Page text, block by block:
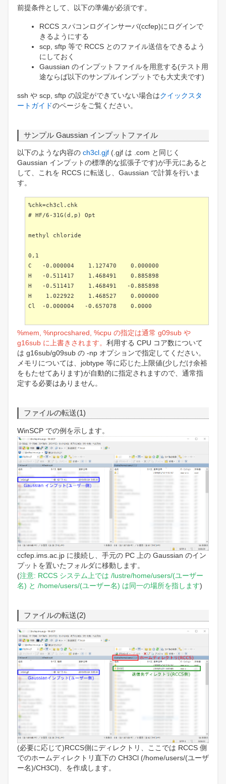
前提条件として、以下の準備が必須です。
RCCS スパコンログインサーバ(ccfep)にログインで
きるようにする
scp, sftp 等で RCCS とのファイル送信をできるよう
にしておく
Gaussian のインプットファイルを用意する(テスト用
途ならば以下のサンプルインプットでも大丈夫です)
ssh や scp, sftp の設定ができていない場合はクイックスタ
ートガイドのページをご覧ください。
サンプル Gaussian インプットファイル
以下のような内容の ch3cl.gjf (.gjf は .com と同じく
Gaussian インプットの標準的な拡張子です)が手元にあると
して、これを RCCS に転送し、Gaussian で計算を行いま
す。
%chk=ch3cl.chk
# HF/6-31G(d,p) Opt
methyl chloride
0,1
C -0.000004 1.127470 0.000000
H -0.511417 1.468491 0.885898
H -0.511417 1.468491 -0.885898
H 1.022922 1.468527 0.000000
Cl -0.000004 -0.657078 0.0000
%mem, %nprocshared, %cpu の指定は通常 g09sub や
g16sub に上書きされます。 利用する CPU コア数について
は g16sub/g09sub の -np オプションで指定してください。
メモリについては、jobtype 等に応じた上限値(少しだけ余裕
をもたせてあります)が自動的に指定されますので、通常指
定する必要はありません。
ファイルの転送(1)
WinSCP での例を示します。
ccfep.ims.ac.jp に接続し、手元の PC 上の Gaussian のイン
プットを置いたフォルダに移動します。
(注意: RCCS システム上では /lustre/home/users/(ユーザー
名) と /home/users/(ユーザー名) は同一の場所を指します)
ファイルの転送(2)
(必要に応じて)RCCS側にディレクトリ、ここでは RCCS 側
でのホームディレクトリ直下の CH3Cl (/home/users/(ユーザ
ー名)/CH3Cl)、を作成します。